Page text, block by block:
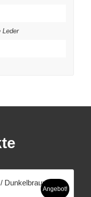
Leder
Dunkelbraun
Angebot!